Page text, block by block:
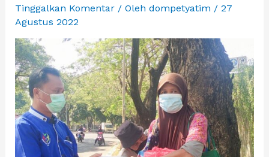
Tinggalkan Komentar / Oleh dompetyatim / 27
Agustus 2022